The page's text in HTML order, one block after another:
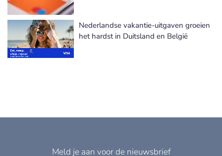
Nederlandse vakantie-uitgaven groeien
het hardst in Duitsland en België
Meld je aan voor de nieuwsbrief